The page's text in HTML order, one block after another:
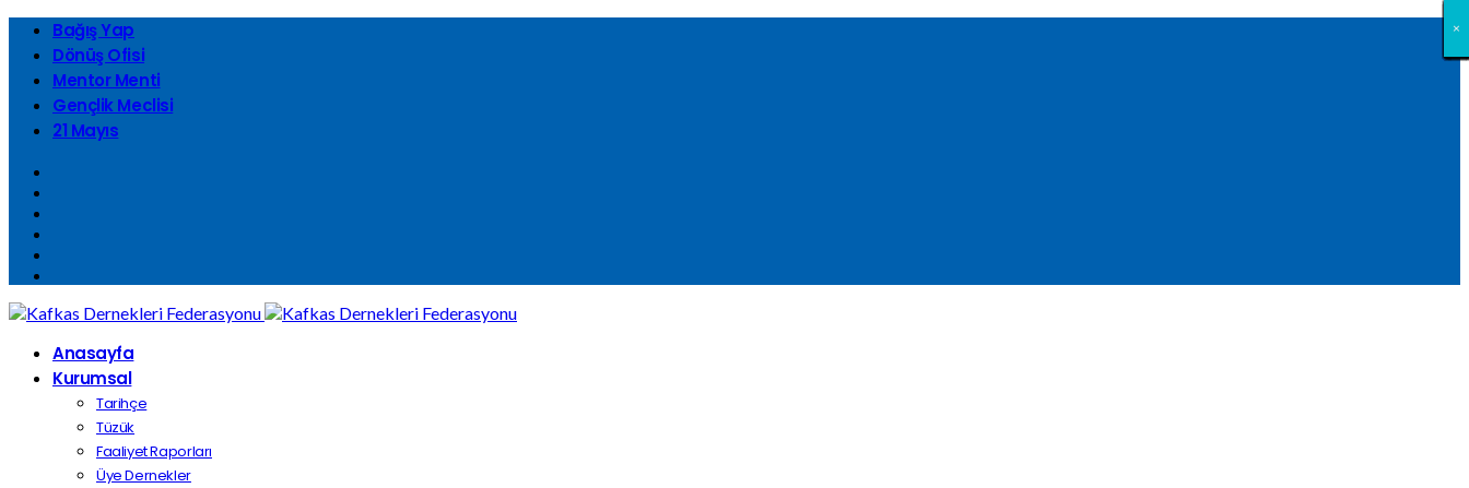
Bağış Yap
Dönüş Ofisi
Mentor Menti
Gençlik Meclisi
21 Mayıs
Anasayfa
Kurumsal
Tarihçe
Tüzük
Faaliyet Raporları
Üye Dernekler
×
×
×
×
×
×
×
×
×
×
×
×
×
×
×
×
×
×
×
×
×
×
×
×
×
×
×
×
×
×
×
×